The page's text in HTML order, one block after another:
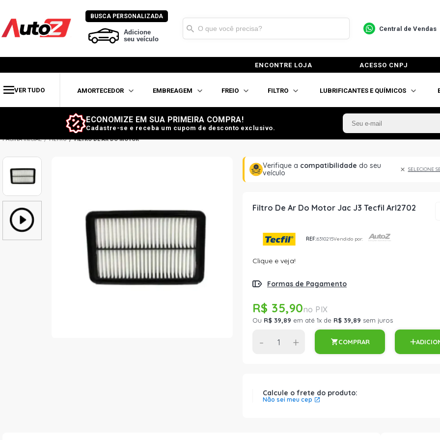
BUSCA PERSONALIZADA
Adicione
seu veículo
Central de Vendas
ENCONTRE LOJA ACESSO CNPJ
VER TUDO AMORTECEDOR EMBREAGEM FREIO FILTRO LUBRIFICANTES E QUÍMICOS
ECONOMIZE EM SUA PRIMEIRA COMPRA!
Cadastre-se e receba um cupom de desconto exclusivo.
FILTRO FILTRO DE AR DO MOTOR
Verifique a compatibilidade do seu
veículo
SELECIONE
Filtro De Ar Do Motor Jac J3 Tecfil Arl2702
REF:6310215Vendido por:
Clique e veja!
Formas de Pagamento
R$ 35,90
Ou R$ 39,89 em até 1x de R$ 39,89 sem juros
- + COMPRAR
Calcule o frete do produto:
Não sei meu cep